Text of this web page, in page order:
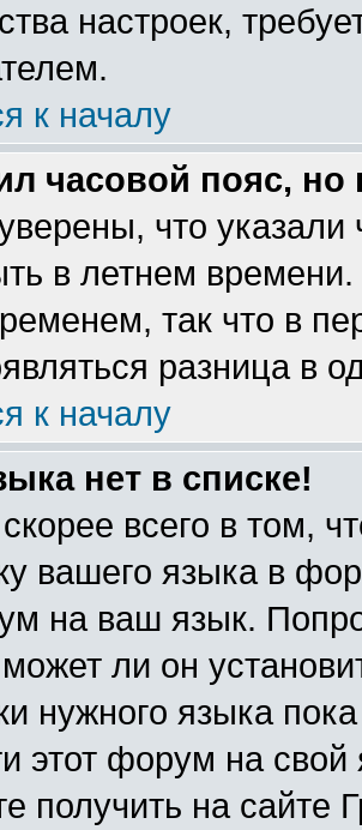
настроек,
к началу
часовой пояс,
что указали
в летнем
так что в
разница в
к началу
нет в списке!
всего в том,
вашего языка в
на ваш язык.
ли он
нужного языка
этот форум на
получить на сайте